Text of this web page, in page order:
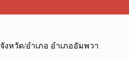
จังหวัด/อำเภอ อำเภออัมพวา